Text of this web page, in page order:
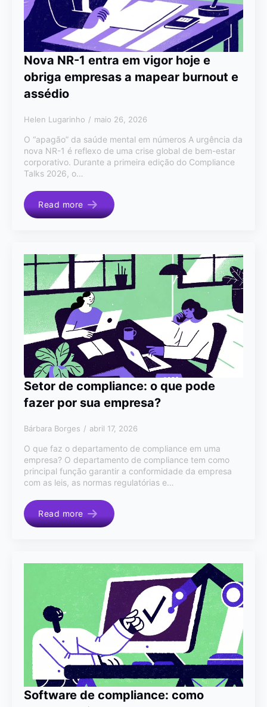
Nova NR-1 entra em vigor hoje e
obriga empresas a mapear burnout e
assédio
Helen Lugarinho maio 26, 2026
O “apagão” da saúde mental em números A urgência da
nova NR-1 é reflexo de uma crise global de bem-estar
corporativo. Durante a primeira edição do Compliance
Talks 2026, o…
Read more
Setor de compliance: o que pode
fazer por sua empresa?
Bárbara Borges abril 17, 2026
O que faz o departamento de compliance em uma
empresa? O departamento de compliance tem como
principal função garantir a conformidade da empresa
com as leis, as normas regulatórias e…
Read more
Software de compliance: como